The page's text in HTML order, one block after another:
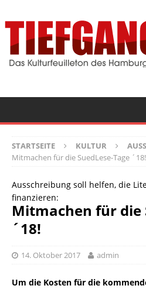
STARTSEITE KULTUR
Mitmachen für die SuedLese-Tage ´18!
Ausschreibung soll helfen, die
finanzieren:
Mitmachen für die
´18!
14. Oktober 2017 admin
Um die Kosten für die